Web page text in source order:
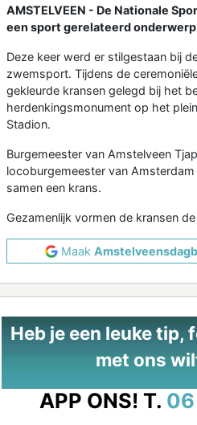
AMSTELVEEN - De Nationale
een sport gerelateerd
Deze keer werd er stilgestaan bij
zwemsport. Tijdens de
gekleurde kransen gelegd bij het
herdenkingsmonument op het
Stadion.
Burgemeester van Amstelveen
locoburgemeester van
samen een krans.
Gezamenlijk vormen de kransen
Maak
Heb je een leuke tip,
met ons
APP ONS! T. 06